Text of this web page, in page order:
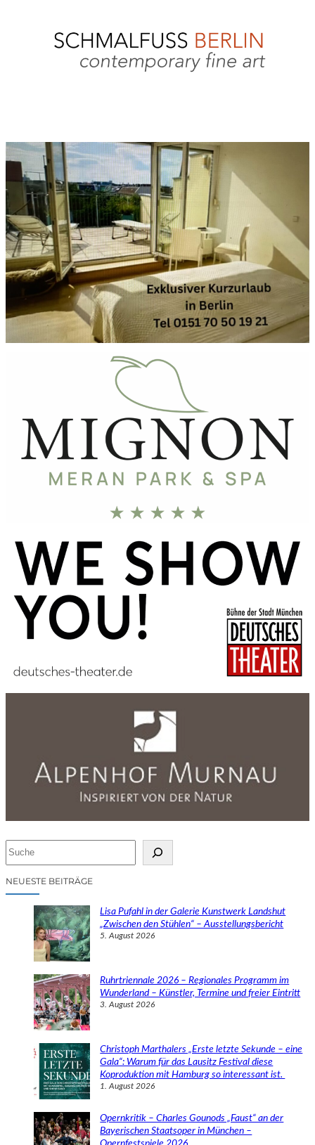
NEUESTE BEITRÄGE
Lisa Pufahl in der Galerie Kunstwerk Landshut
„Zwischen den Stühlen“ – Ausstellungsbericht
5. August 2026
Ruhrtriennale 2026 – Regionales Programm im
Wunderland – Künstler, Termine und freier Eintritt
3. August 2026
Christoph Marthalers „Erste letzte Sekunde – eine
Gala“: Warum für das Lausitz Festival diese
Koproduktion mit Hamburg so interessant ist.
1. August 2026
Opernkritik – Charles Gounods „Faust“ an der
Bayerischen Staatsoper in München –